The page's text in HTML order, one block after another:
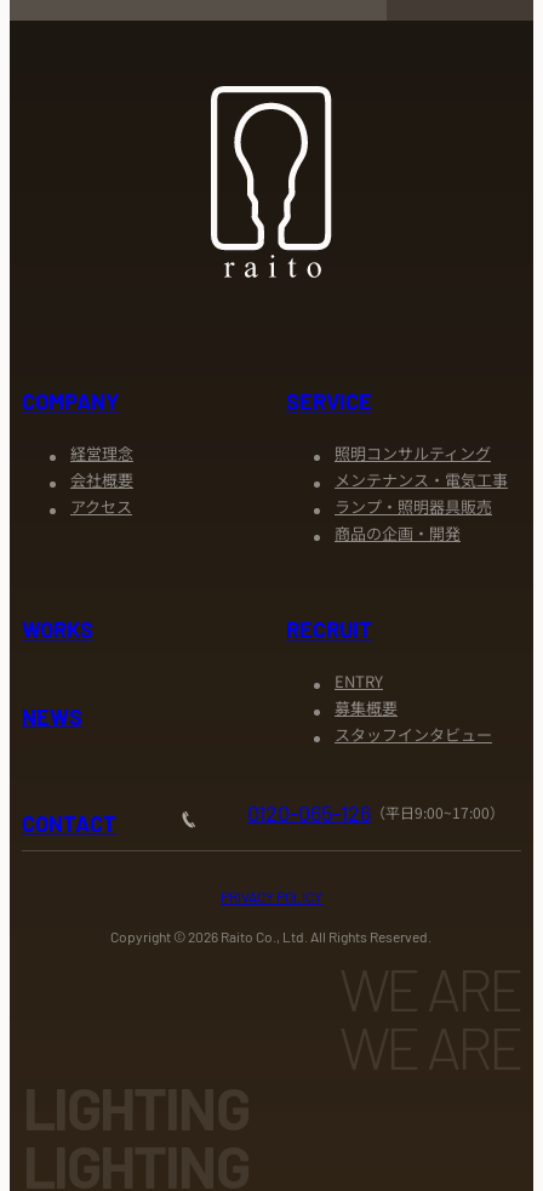
COMPANY
経営理念
会社概要
アクセス
SERVICE
照明コンサルティング
メンテナンス・電気工事
ランプ・照明器具販売
商品の企画・開発
WORKS
NEWS
RECRUIT
ENTRY
募集概要
スタッフインタビュー
CONTACT 0120-065-126（平日9:00~17:00）
PRIVACY POLICY
Copyright © 2026 Raito Co., Ltd. All Rights Reserved.
WE ARE
WE ARE